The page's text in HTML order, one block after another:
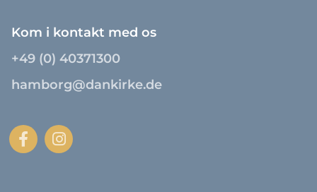
Kom i kontakt med os
+49 (0) 40371300
hamborg@dankirke.de